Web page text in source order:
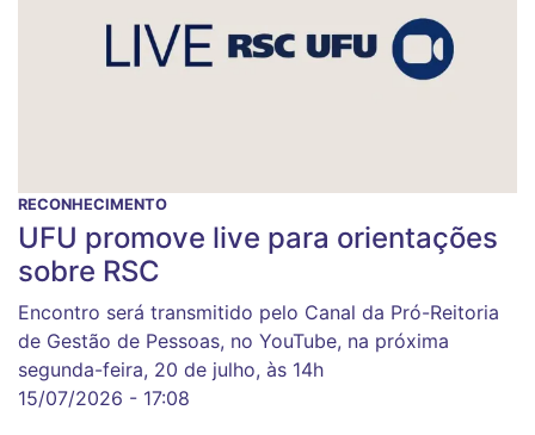
RECONHECIMENTO
UFU promove live para orientações
sobre RSC
Encontro será transmitido pelo Canal da Pró-Reitoria
de Gestão de Pessoas, no YouTube, na próxima
segunda-feira, 20 de julho, às 14h
15/07/2026 - 17:08